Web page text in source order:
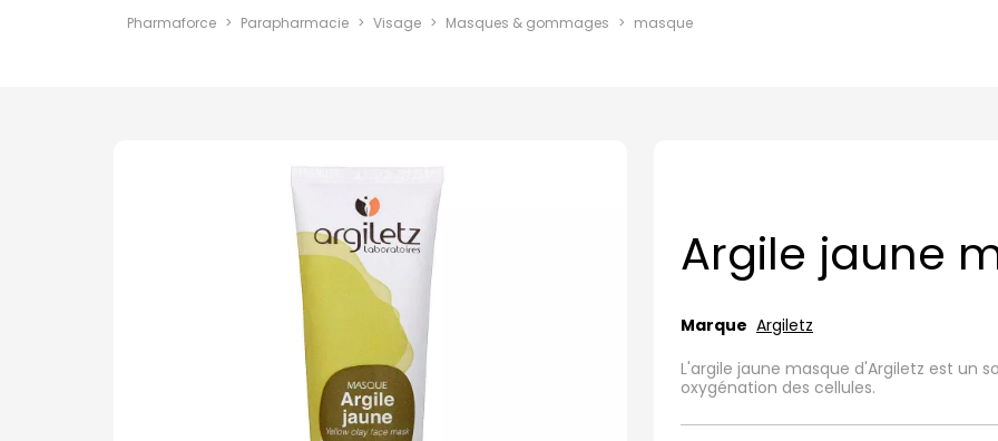
Pharmaforce Parapharmacie Visage Masques & gommages masque
Argile jaune
Marque Argiletz
L'argile jaune masque d'Argiletz est un
oxygénation des cellules.